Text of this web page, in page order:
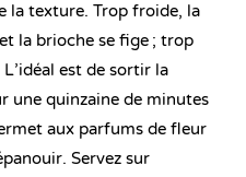
la texture. Trop froide, la
la brioche se fige ; trop
est de sortir la
une quinzaine de minutes
aux parfums de fleur
Servez sur